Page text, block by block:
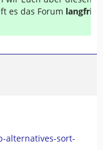
es das Forum
alternatives-sort-